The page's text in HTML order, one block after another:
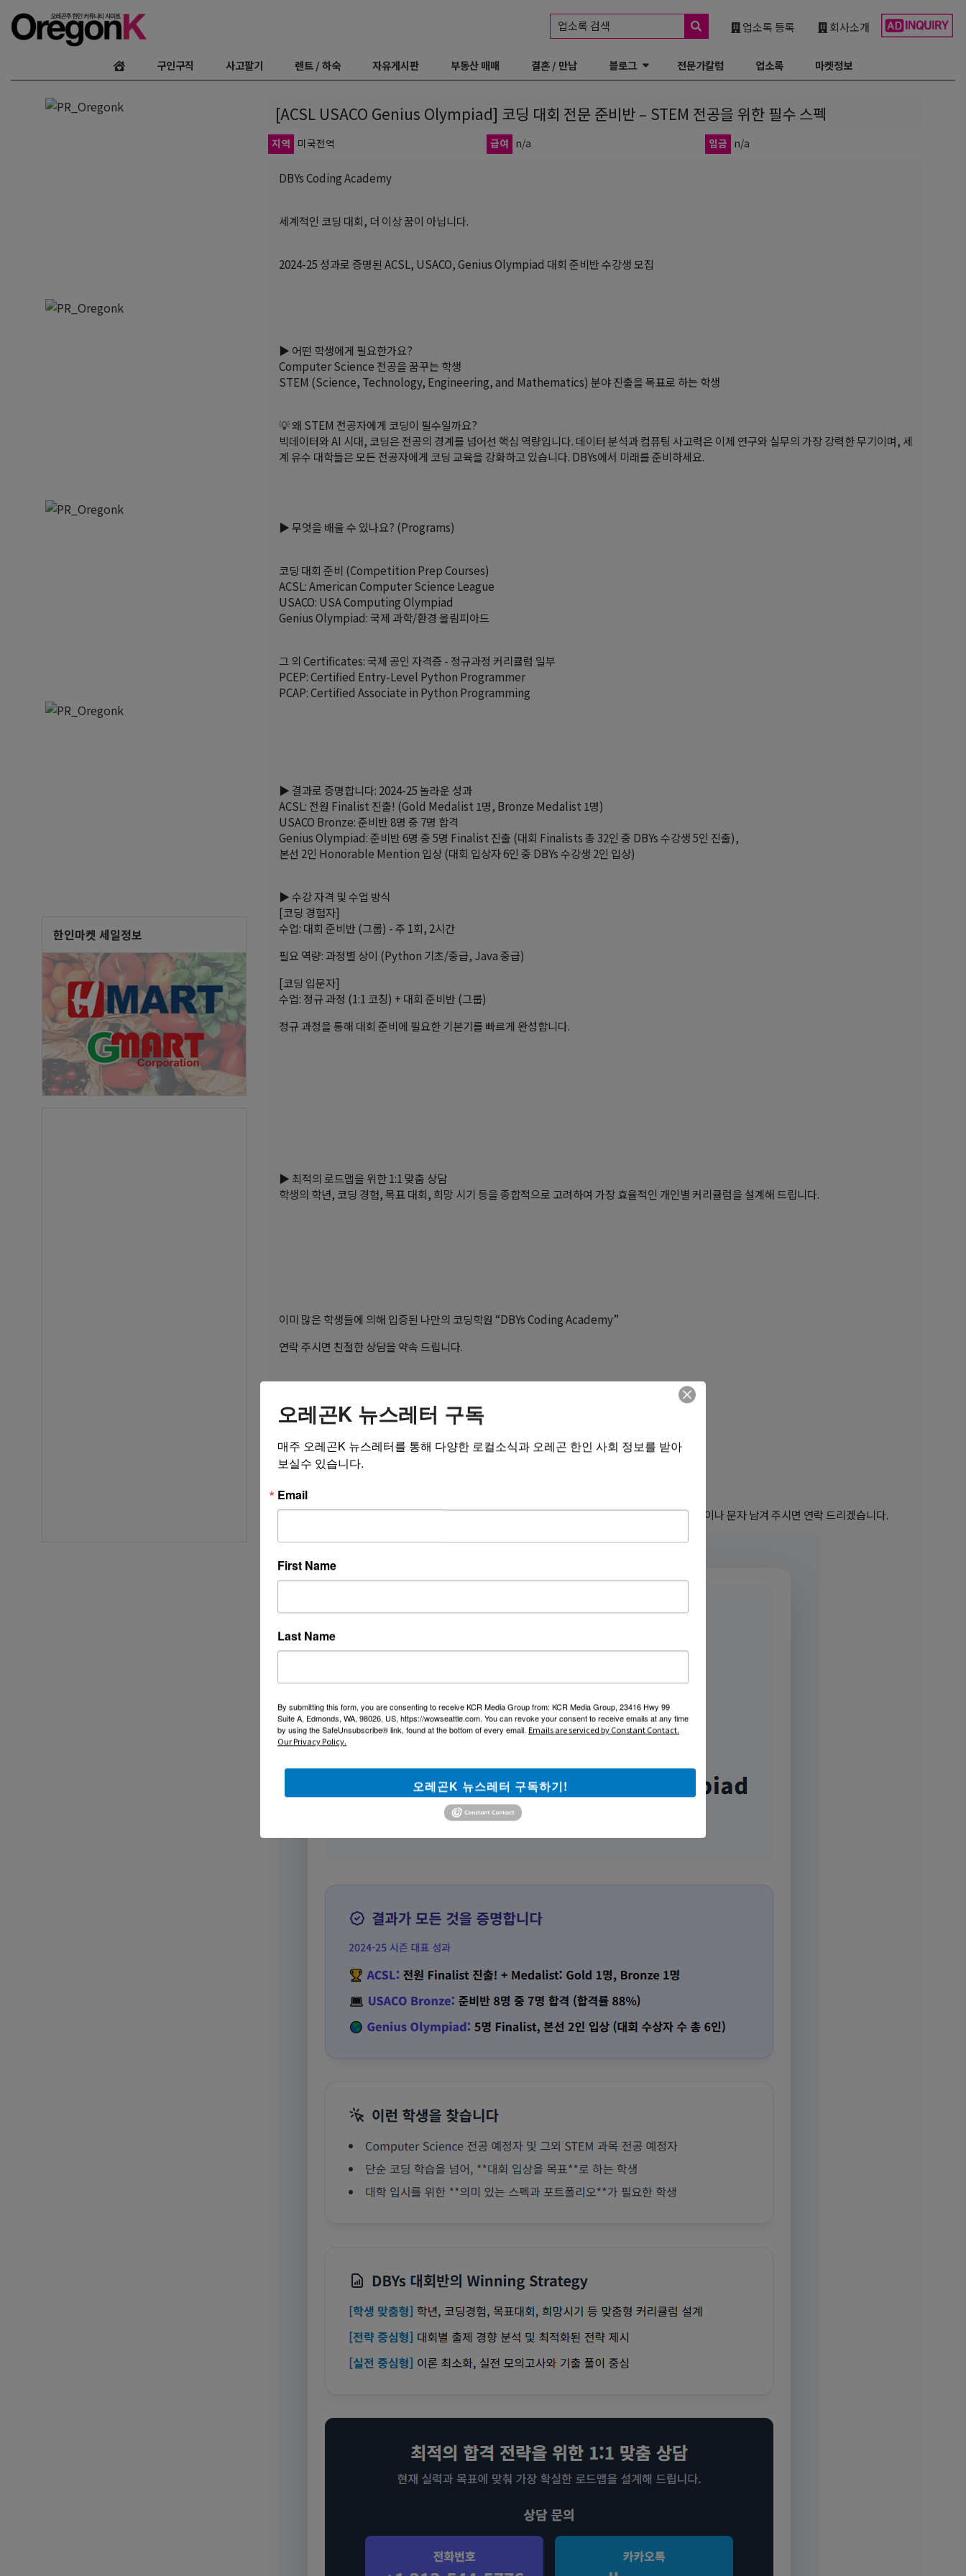
회사소개
업소록 등록
업소록 검색
구인구직 사고팔기 렌트 / 하숙 자유게시판 부동산 매매 결혼 / 만남 블로그 전문가칼럼 업소록 마켓정보
한인마켓 세일정보
[ACSL USACO Genius Olympiad] 코딩 대회 전문 준비반 – STEM 전공을 위한 필수 스펙
지역 미국전역 급여 n/a 임금 n/a
DBYs Coding Academy
세계적인 코딩 대회, 더 이상 꿈이 아닙니다.
2024-25 성과로 증명된 ACSL, USACO, Genius Olympiad 대회 준비반 수강생 모집
▶ 어떤 학생에게 필요한가요?
Computer Science 전공을 꿈꾸는 학생
STEM (Science, Technology, Engineering, and Mathematics) 분야 진출을 목표로 하는 학생
💡 왜 STEM 전공자에게 코딩이 필수일까요?
빅데이터와 AI 시대, 코딩은 전공의 경계를 넘어선 핵심 역량입니다. 데이터 분석과 컴퓨팅 사고력은 이제 연구와 실무의 가장 강력한 무기이며, 세
계 유수 대학들은 모든 전공자에게 코딩 교육을 강화하고 있습니다. DBYs에서 미래를 준비하세요.
▶ 무엇을 배울 수 있나요? (Programs)
코딩 대회 준비 (Competition Prep Courses)
ACSL: American Computer Science League
USACO: USA Computing Olympiad
Genius Olympiad: 국제 과학/환경 올림피아드
그 외 Certificates: 국제 공인 자격증 - 정규과정 커리큘럼 일부
PCEP: Certified Entry-Level Python Programmer
PCAP: Certified Associate in Python Programming
▶ 결과로 증명합니다: 2024-25 놀라운 성과
ACSL: 전원 Finalist 진출! (Gold Medalist 1명, Bronze Medalist 1명)
USACO Bronze: 준비반 8명 중 7명 합격
Genius Olympiad: 준비반 6명 중 5명 Finalist 진출 (대회 Finalists 총 32인 중 DBYs 수강생 5인 진출),
본선 2인 Honorable Mention 입상 (대회 입상자 6인 중 DBYs 수강생 2인 입상)
▶ 수강 자격 및 수업 방식
[코딩 경험자]
수업: 대회 준비반 (그룹) - 주 1회, 2시간
필요 역량: 과정별 상이 (Python 기초/중급, Java 중급)
[코딩 입문자]
수업: 정규 과정 (1:1 코칭) + 대회 준비반 (그룹)
정규 과정을 통해 대회 준비에 필요한 기본기를 빠르게 완성합니다.
▶ 최적의 로드맵을 위한 1:1 맞춤 상담
학생의 학년, 코딩 경험, 목표 대회, 희망 시기 등을 종합적으로 고려하여 가장 효율적인 개인별 커리큘럼을 설계해 드립니다.
이미 많은 학생들에 의해 입증된 나만의 코딩학원 “DBYs Coding Academy”
연락 주시면 친절한 상담을 약속 드립니다.
전화번호: 213-544-5776
카카오톡: dbyoungs
사이트: dbyoungs.com
* 상담 혹은 수업 중일 경우에는 전화를 받는 게 어렵습니다. 전화 연결이 되지 않는 경우, 카카오톡이나 문자 남겨 주시면 연락 드리겠습니다.
오레곤K 뉴스레터 구독
매주 오레곤K 뉴스레터를 통해 다양한 로컬소식과 오레곤 한인 사회 정보를 받아
보실수 있습니다.
Email
First Name
Last Name
By submitting this form, you are consenting to receive KCR Media Group from: KCR Media Group, 23416 Hwy 99
Suite A, Edmonds, WA, 98026, US, https://wowseattle.com. You can revoke your consent to receive emails at any time
by using the SafeUnsubscribe® link, found at the bottom of every email. Emails are serviced by Constant Contact.
Our Privacy Policy.
오레곤K 뉴스레터 구독하기!